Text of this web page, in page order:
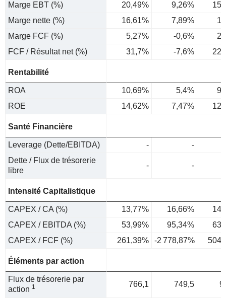
Marge EBT (%)
20,49% 9,26%
Marge nette (%)
16,61% 7,89%
Marge FCF (%)
5,27% -0,6%
FCF / Résultat net (%)
31,7% -7,6%
Rentabilité
ROA 10,69% 5,4%
ROE
14,62% 7,47%
Santé Financière
Leverage (Dette/EBITDA) -
-
Dette / Flux de trésorerie
libre
- -
Intensité Capitalistique
CAPEX / CA (%) 13,77% 16,66%
CAPEX / EBITDA (%)
53,99% 95,34%
CAPEX / FCF (%)
261,39% -2 778,87%
Éléments par action
Flux de trésorerie par
action 1 766,1 749,5